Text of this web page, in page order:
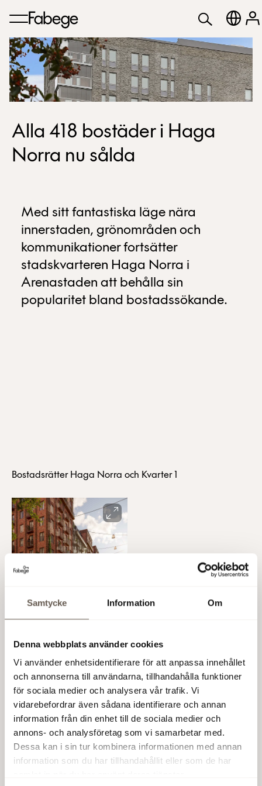
Samtycke Information Om
Denna webbplats använder cookies
Vi använder enhetsidentifierare för att anpassa innehållet
och annonserna till användarna, tillhandahålla funktioner
för sociala medier och analysera vår trafik. Vi
vidarebefordrar även sådana identifierare och annan
information från din enhet till de sociala medier och
annons- och analysföretag som vi samarbetar med.
Dessa kan i sin tur kombinera informationen med annan
information som du har tillhandahållit eller som de har
Alla 418 bostäder i Haga
Norra nu sålda
Med sitt fantastiska läge nära
innerstaden, grönområden och
kommunikationer fortsätter
stadskvarteren Haga Norra i
Arenastaden att behålla sin
popularitet bland bostadssökande.
Bostadsrätter Haga Norra och Kvarter 1
Haga Norra
Brabo och Fabege har nu sålt samtliga 418
bostadsrätter i etapp 1, 2 och 3 som är en del av den
tidigare Bilia-fastigheten. Av dessa har 412 stycken
redan tillträtts av köparna, medan de återstående
6 lägenheterna kommer att flyttas in under våren